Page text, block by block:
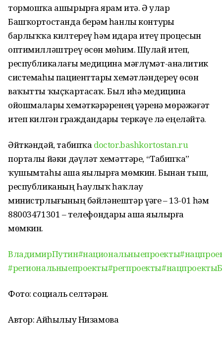
тормошҡа ашырырға ярҙам итә. Ә улар
Башҡортостанда берҙәм һанлы контурҙы
барлыҡҡа килтереү һәм идара итеү процесын
оптимилләштреү өсөн мөһим. Шулай итеп,
республикалағы медицина мәғлүмәт-аналитик
системаһы пациенттарҙы хеҙмәтләндереү өсөн
ваҡытты ҡыҫҡартасаҡ. Был иһә медицина
ойошмалары хеҙмәткәрҙәренең үҙҙәренә мөрәжәғәт
итеп килгән граждандарҙы теркәүҙе лә еңеләйтә.
Әйткәндәй, табипҡа doctor.bashkortostan.ru
порталы йәки дәүләт хеҙмәттәре, “Табипҡа”
ҡушымтаһы аша яҙылырға мөмкин. Бынан тыш,
республиканың Һаулыҡ һаҡлау
министрлығының бәйләнештәр үҙәге – 13-01 һәм
88003471301 – телефондары аша яҙылырға
мөмкин.
ВладимирПутин#национальныепроекты
#региональныепроекты#регпроекты
Фото: социаль селтәрҙән.
Автор: Айһылыу Низамова